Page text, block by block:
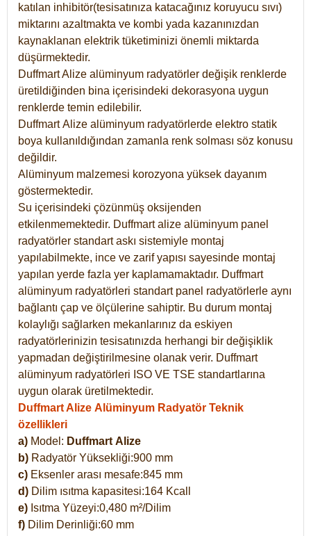
katılan inhibitör(tesisatınıza katacağınız koruyucu sıvı)
miktarını azaltmakta ve kombi yada kazanınızdan
kaynaklanan elektrik tüketiminizi önemli miktarda
düşürmektedir.
Duffmart Alize alüminyum radyatörler değişik renklerde
üretildiğinden bina içerisindeki dekorasyona uygun
renklerde temin edilebilir.
DuffmartAlize alüminyum radyatörlerde elektro statik
boya kullanıldığından zamanla renk solması söz konusu
değildir.
Alüminyum malzemesi korozyona yüksek dayanım
göstermektedir.
Su içerisindeki çözünmüş oksijenden
etkilenmemektedir. Duffmart alize alüminyum panel
radyatörler standart askı sistemiyle montaj
yapılabilmekte, ince ve zarif yapısı sayesinde montaj
yapılan yerde fazla yer kaplamamaktadır. Duffmart
alüminyum radyatörleri standart panel radyatörlerle aynı
bağlantı çap ve ölçülerine sahiptir. Bu durum montaj
kolaylığı sağlarken mekanlarınız da eskiyen
radyatörlerinizin tesisatınızda herhangi bir değişiklik
yapmadan değiştirilmesine olanak verir. Duffmart
alüminyum radyatörleri ISO VE TSE standartlarına
uygun olarak üretilmektedir.
Duffmart Alize Alüminyum Radyatör Teknik
özellikleri
a) Model: Duffmart Alize
b) Radyatör Yüksekliği:900 mm
c) Eksenler arası mesafe:845 mm
d) Dilim ısıtma kapasitesi:164 Kcall
e) Isıtma Yüzeyi:0,480 m²/Dilim
f) Dilim Derinliği:60 mm